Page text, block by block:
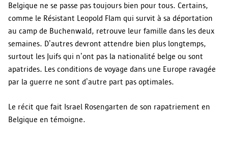
Belgique ne se passe pas toujours bien pour tous. Certains,
comme le Résistant Leopold Flam qui survit à sa déportation
au camp de Buchenwald, retrouve leur famille dans les deux
semaines. D’autres devront attendre bien plus longtemps,
surtout les Juifs qui n’ont pas la nationalité belge ou sont
apatrides. Les conditions de voyage dans une Europe ravagée
par la guerre ne sont d’autre part pas optimales.
Le récit que fait Israel Rosengarten de son rapatriement en
Belgique en témoigne.